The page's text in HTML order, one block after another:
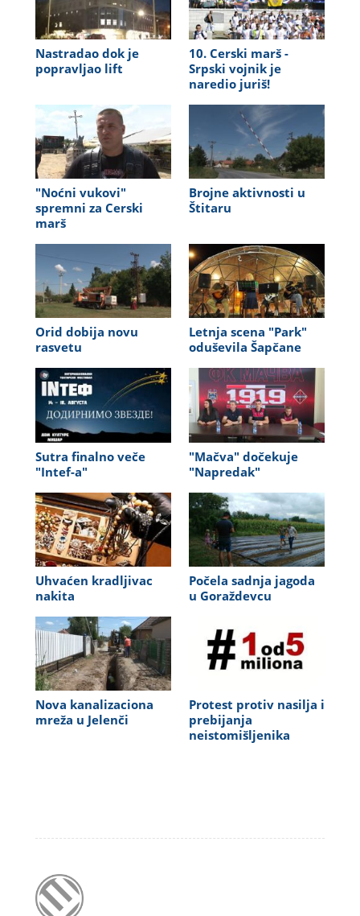
Nastradao dok je
popravljao lift
10. Cerski marš -
Srpski vojnik je
naredio juriš!
"Noćni vukovi"
spremni za Cerski
marš
Brojne aktivnosti u
Štitaru
Orid dobija novu
rasvetu
Letnja scena "Park"
oduševila Šapčane
Sutra finalno veče
"Intef-a"
"Mačva" dočekuje
"Napredak"
Uhvaćen kradljivac
nakita
Počela sadnja jagoda
u Goraždevcu
Nova kanalizaciona
mreža u Jelenči
Protest protiv nasilja i
prebijanja
neistomišljenika